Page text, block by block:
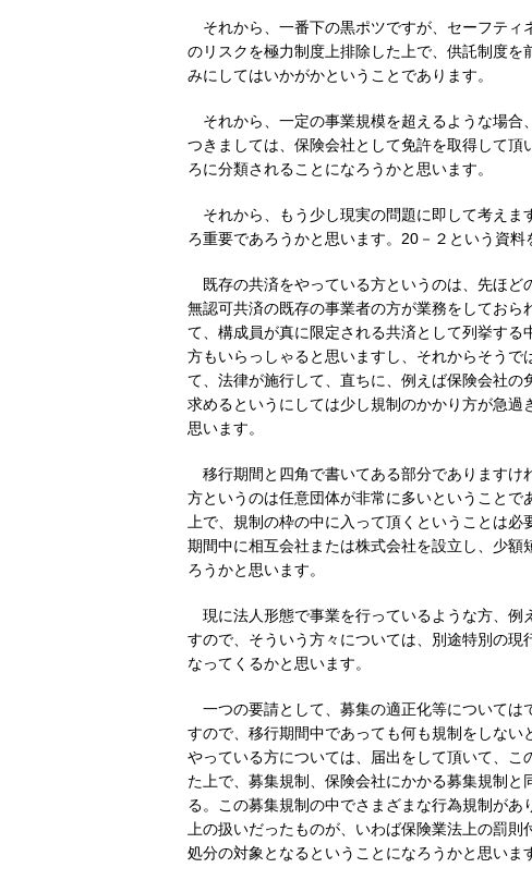
それから、一番下の黒ポツですが、セーフテ
のリスクを極力制度上排除した上で、供託制度
みにしてはいかがかということであります。
それから、一定の事業規模を超えるような場
つきましては、保険会社として免許を取得して
ろに分類されることになろうかと思います。
それから、もう少し現実の問題に即して考え
ろ重要であろうかと思います。20－２という資料
既存の共済をやっている方というのは、先ほ
無認可共済の既存の事業者の方が業務をしておら
て、構成員が真に限定される共済として列挙す
方もいらっしゃると思いますし、それからそう
て、法律が施行して、直ちに、例えば保険会社
求めるというにしては少し規制のかかり方が急
思います。
移行期間と四角で書いてある部分であります
方というのは任意団体が非常に多いということ
上で、規制の枠の中に入って頂くということは
期間中に相互会社または株式会社を設立し、少
ろうかと思います。
現に法人形態で事業を行っているような方、
すので、そういう方々については、別途特別の
なってくるかと思います。
一つの要請として、募集の適正化等について
すので、移行期間中であっても何も規制をしな
やっている方については、届出をして頂いて、
た上で、募集規制、保険会社にかかる募集規制
る。この募集規制の中でさまざまな行為規制が
上の扱いだったものが、いわば保険業法上の罰
処分の対象となるということになろうかと思いま